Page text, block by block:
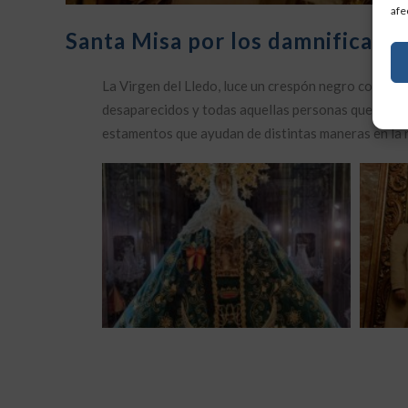
Santa Misa por los
La Virgen del Lledo, luce un crespón negro como
desaparecidos y todas aquellas personas que
estamentos que ayudan de distintas maneras en